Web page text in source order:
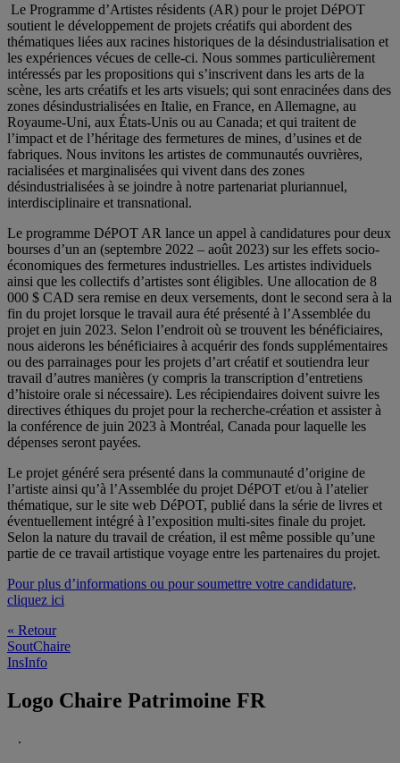
Le Programme d’Artistes résidents (AR) pour le projet DéPOT
soutient le développement de projets créatifs qui abordent des
thématiques liées aux racines historiques de la désindustrialisation et
les expériences vécues de celle-ci. Nous sommes particulièrement
intéressés par les propositions qui s’inscrivent dans les arts de la
scène, les arts créatifs et les arts visuels; qui sont enracinées dans des
zones désindustrialisées en Italie, en France, en Allemagne, au
Royaume-Uni, aux États-Unis ou au Canada; et qui traitent de
l’impact et de l’héritage des fermetures de mines, d’usines et de
fabriques. Nous invitons les artistes de communautés ouvrières,
racialisées et marginalisées qui vivent dans des zones
désindustrialisées à se joindre à notre partenariat pluriannuel,
interdisciplinaire et transnational.
Le programme DéPOT AR lance un appel à candidatures pour deux
bourses d’un an (septembre 2022 – août 2023) sur les effets socio-
économiques des fermetures industrielles. Les artistes individuels
ainsi que les collectifs d’artistes sont éligibles. Une allocation de 8
000 $ CAD sera remise en deux versements, dont le second sera à la
fin du projet lorsque le travail aura été présenté à l’Assemblée du
projet en juin 2023. Selon l’endroit où se trouvent les bénéficiaires,
nous aiderons les bénéficiaires à acquérir des fonds supplémentaires
ou des parrainages pour les projets d’art créatif et soutiendra leur
travail d’autres manières (y compris la transcription d’entretiens
d’histoire orale si nécessaire). Les récipiendaires doivent suivre les
directives éthiques du projet pour la recherche-création et assister à
la conférence de juin 2023 à Montréal, Canada pour laquelle les
dépenses seront payées.
Le projet généré sera présenté dans la communauté d’origine de
l’artiste ainsi qu’à l’Assemblée du projet DéPOT et/ou à l’atelier
thématique, sur le site web DéPOT, publié dans la série de livres et
éventuellement intégré à l’exposition multi-sites finale du projet.
Selon la nature du travail de création, il est même possible qu’une
partie de ce travail artistique voyage entre les partenaires du projet.
Pour plus d’informations ou pour soumettre votre candidature,
cliquez ici
« Retour
SoutChaire
InsInfo
Logo Chaire Patrimoine FR
.